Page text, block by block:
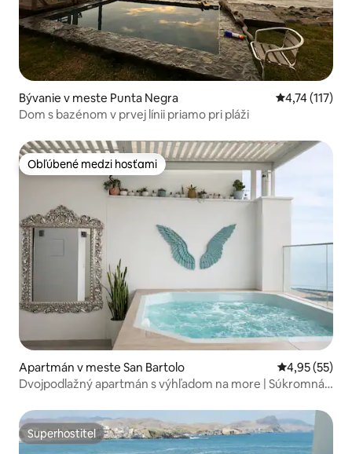
Bývanie v meste Punta Negra Priemerné
4,74 (117)
Dom s bazénom v prvej línii priamo pri pláži
Obľúbené medzi hosťami
Obľúbené medzi hosťami
Apartmán v meste San Bartolo Priemerné
4,95 (55)
Dvojpodlažný apartmán s výhľadom na more | Súkromná
Superhostiteľ
Superhostiteľ